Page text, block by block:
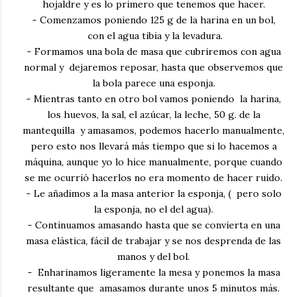
hojaldre y es lo primero que tenemos que hacer.
- Comenzamos poniendo 125 g de la harina en un bol,
con el agua tibia y la levadura.
- Formamos una bola de masa que cubriremos con agua
normal y dejaremos reposar, hasta que observemos que
la bola parece una esponja.
- Mientras tanto en otro bol vamos poniendo la harina,
los huevos, la sal, el azúcar, la leche, 50 g. de la
mantequilla y amasamos, podemos hacerlo manualmente,
pero esto nos llevará más tiempo que si lo hacemos a
máquina, aunque yo lo hice manualmente, porque cuando
se me ocurrió hacerlos no era momento de hacer ruido.
- Le añadimos a la masa anterior la esponja, ( pero solo
la esponja, no el del agua).
- Continuamos amasando hasta que se convierta en una
masa elástica, fácil de trabajar y se nos desprenda de las
manos y del bol.
- Enharinamos ligeramente la mesa y ponemos la masa
resultante que amasamos durante unos 5 minutos más.